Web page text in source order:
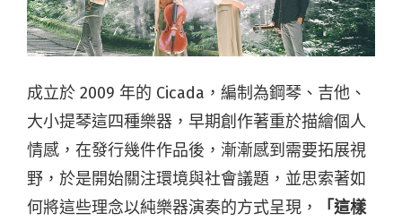
成立於 2009 年的 Cicada，編制為鋼琴、吉他、
大小提琴這四種樂器，早期創作著重於描繪個人
情感，在發行幾件作品後，漸漸感到需要拓展視
野，於是開始關注環境與社會議題，並思索著如
何將這些理念以純樂器演奏的方式呈現，
「這樣